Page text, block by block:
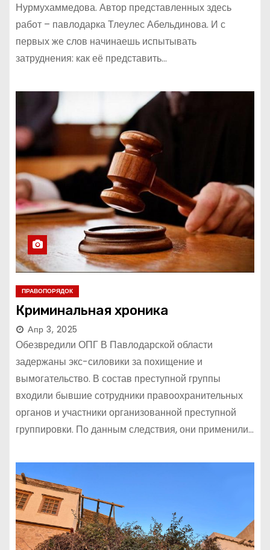
Нурмухаммедова. Автор представленных здесь
работ – павлодарка Тлеулес Абельдинова. И с
первых же слов начинаешь испытывать
затруднения: как её представить…
ПРАВОПОРЯДОК
Криминальная хроника
Апр 3, 2025
Обезвредили ОПГ В Павлодарской области
задержаны экс-силовики за похищение и
вымогательство. В состав преступной группы
входили бывшие сотрудники правоохранительных
органов и участники организованной преступной
группировки. По данным следствия, они применили…